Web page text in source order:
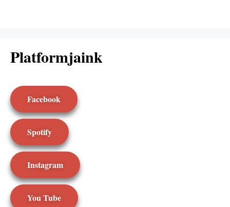
Platformjaink
Facebook
Spotify
Instagram
You Tube